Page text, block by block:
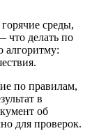
среды,
что делать по
алгоритму:
по правилам,
в
об
для проверок.